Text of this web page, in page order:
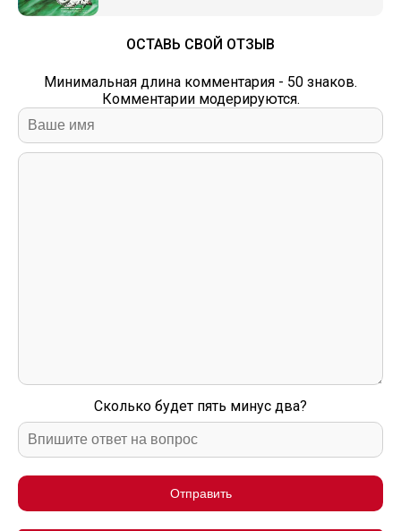
ОСТАВЬ СВОЙ ОТЗЫВ
Минимальная длина комментария - 50 знаков.
Комментарии модерируются.
Сколько будет пять минус два?
Отправить